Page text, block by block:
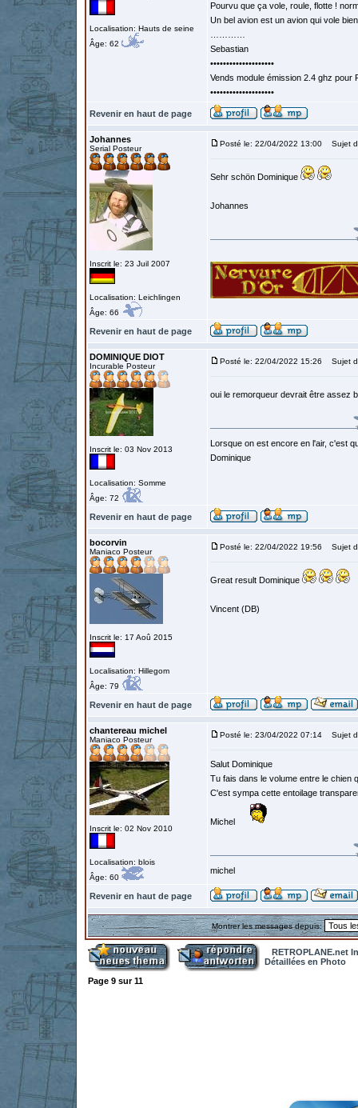
Localisation: Hauts de seine
Âge: 62
Pourvu que ça vole, roule, flotte !
Un bel avion est un avion qui vole
Sebastian
••••••••••••••••••••
Vends module émission 2.4 ghz
••••••••••••••••••••
Revenir en haut de page
Johannes
Serial Posteur
Inscrit le: 23 Juil 2007
Localisation: Leichlingen
Âge: 66
Posté le: 22/04/2022 13:00 Sujet
Sehr schön Dominique
Johannes
Revenir en haut de page
DOMINIQUE DIOT
Incurable Posteur
Inscrit le: 03 Nov 2013
Localisation: Somme
Âge: 72
Posté le: 22/04/2022 15:26 Sujet
oui le remorqueur devrait être assez
Lorsque on est encore en l'air, c'est
Dominique
Revenir en haut de page
bocorvin
Maniaco Posteur
Inscrit le: 17 Aoû 2015
Localisation: Hillegom
Âge: 79
Posté le: 22/04/2022 19:56 Sujet
Great result Dominique
Vincent (DB)
Revenir en haut de page
chantereau michel
Maniaco Posteur
Inscrit le: 02 Nov 2010
Localisation: blois
Âge: 60
Posté le: 23/04/2022 07:14 Sujet
Salut Dominique
Tu fais dans le volume entre le chien
C'est sympa cette entoilage
Michel
michel
Revenir en haut de page
Montrer les messages depuis:
RETROPLANE.net
Détaillées en Photo
Page 9 sur11